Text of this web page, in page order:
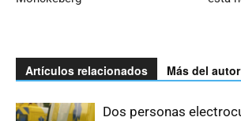
Artículos relacionados Más del autor
Dos personas